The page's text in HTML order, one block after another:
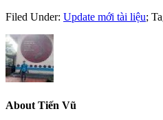
Filed Under: Update mới tài liệu;
About Tiến Vũ